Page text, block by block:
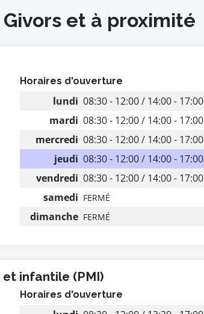
et à proximité
Horaires d'ouverture
lundi 08:30 - 12:00 / 14:00 - 17:00
mardi 08:30 - 12:00 / 14:00 - 17:00
mercredi 08:30 - 12:00 / 14:00 - 17:00
jeudi 08:30 - 12:00 / 14:00 - 17:00
vendredi 08:30 - 12:00 / 14:00 - 17:00
samedi FERMÉ
dimanche FERMÉ
infantile (PMI)
Horaires d'ouverture